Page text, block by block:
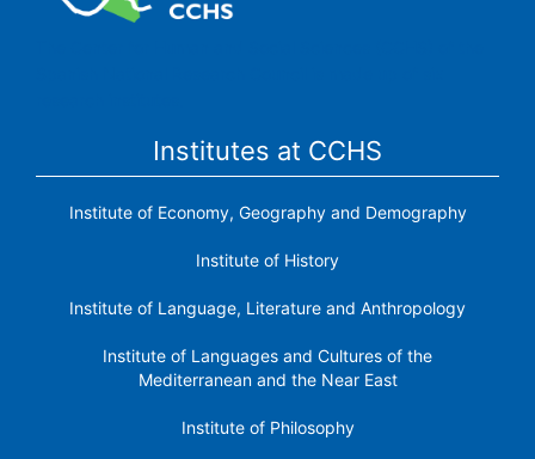
Institutes at CCHS
Institute of Economy, Geography and Demography
Institute of History
Institute of Language, Literature and Anthropology
Institute of Languages ​​and Cultures of the
Mediterranean and the Near East
Institute of Philosophy